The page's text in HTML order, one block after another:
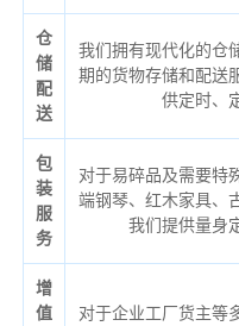
仓
储
配
送
我们拥有现代化的仓
期的货物存储和配送
供定时、
包
装
服
务
对于易碎品及需要特
端钢琴、红木家具、
我们提供量身
增
值
对于企业工厂货主等